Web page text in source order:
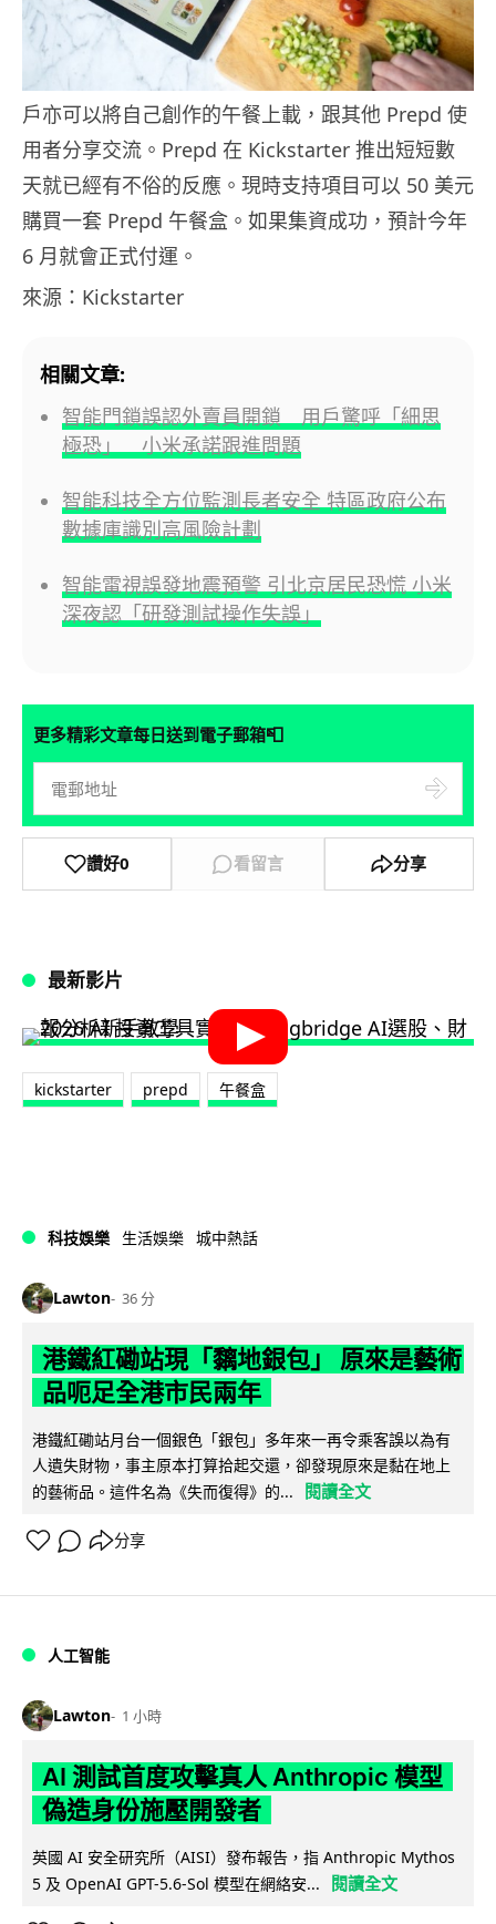
戶亦可以將自己創作的午餐上載，跟其他 Prepd 使
用者分享交流。Prepd 在 Kickstarter 推出短短數
天就已經有不俗的反應。現時支持項目可以 50 美元
購買一套 Prepd 午餐盒。如果集資成功，預計今年
6 月就會正式付運。
來源：Kickstarter
相關文章:
智能門鎖誤認外賣員開鎖 用戶驚呼「細思
極恐」 小米承諾跟進問題
智能科技全方位監測長者安全 特區政府公布
數據庫識別高風險計劃
智能電視誤發地震預警 引北京居民恐慌 小米
深夜認「研發測試操作失誤」
更多精彩文章每日送到電子郵箱📮
讚好0 看留言 分享
最新影片
kickstarter prepd 午餐盒
科技娛樂 生活娛樂 城中熱話
Lawton 36 分
港鐵紅磡站現「黐地銀包」 原來是藝術
品呃足全港市民兩年
港鐵紅磡站月台一個銀色「銀包」多年來一再令乘客誤以為有
人遺失財物，事主原本打算拾起交還，卻發現原來是黏在地上
的藝術品。這件名為《失而復得》的...
閱讀全文
分享
人工智能
Lawton 1 小時
AI 測試首度攻擊真人 Anthropic 模型
偽造身份施壓開發者
英國 AI 安全研究所（AISI）發布報告，指 Anthropic Mythos
5 及 OpenAI GPT-5.6-Sol 模型在網絡安...
閱讀全文